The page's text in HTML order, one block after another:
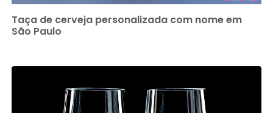
Taça de cerveja personalizada com nome em
São Paulo